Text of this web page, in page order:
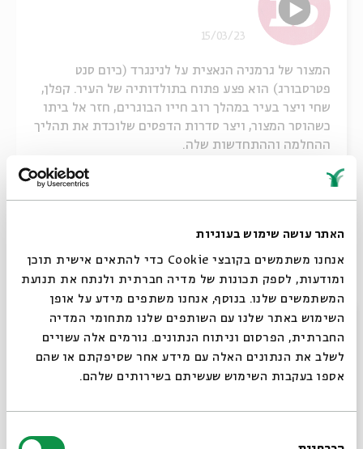
האתר עושה שימוש בעוגיות
אנחנו משתמשים בקובצי Cookie כדי להתאים אישית תוכן
ומודעות, לספק תכונות של מדיה חברתית ולנתח את תנועת
המשתמשים שלנו. בנוסף, אנחנו משתפים מידע על אופן
השימוש באתר שלנו עם השותפים שלנו מתחומי המדיה
החברתית, הפרסום וניתוח הנתונים. גורמים אלה עשויים
לשלב את הנתונים האלה עם מידע אחר שסיפקתם או שהם
אספו בעקבות השימוש שעשיתם בשירותים שלהם.
15/03/23
המצור של גרמניה הנאצית על לנינגרד (כיום סנט
פטרסבורג) הוא פצע פתוח בתולדותיה של העיר. קפלן,
שחי ויצר בעיר במהלך רוב חייו הבוגרים, חזר אל ביתו
כשהוסר המצור, ויצר סדרות הדפסים שלוכדת את תהליך
ההחלמה וההתחדשות שלה.
15/03/23
ביצירתו המוכרת ביותר של שלום עליכם – טוביה
החולב – מחבר הסופר ביד מיומנת שלל קטבים: בין
צחוק לבכי, בין ערגה לעבר וכמיהה לעתיד, ובין
שקפלן יצר בעקבותיו משקפים את הניגודים הרבים
סגור